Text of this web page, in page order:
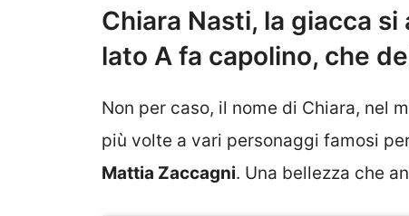
Chiara Nasti, la giacca
lato A fa capolino, che
Non per caso, il nome di Chiara, nel
più volte a vari personaggi famosi
Mattia Zaccagni. Una bellezza che